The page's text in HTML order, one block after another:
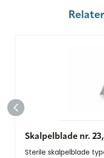
Skalpelblade nr.
Sterile skalpelblade